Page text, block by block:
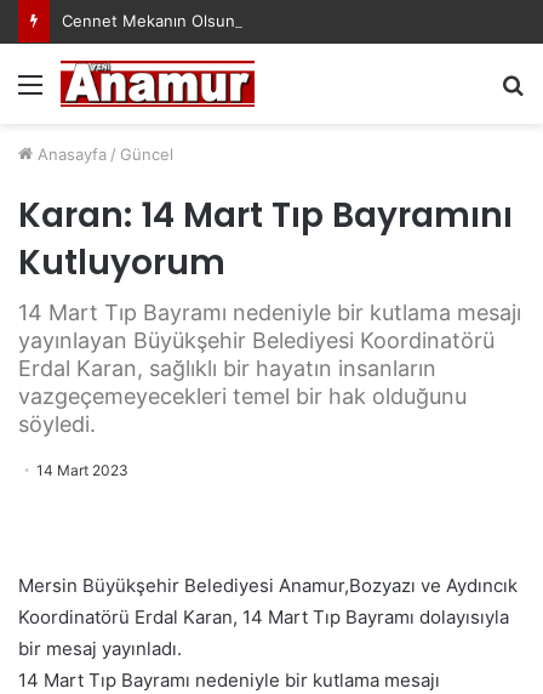
Cennet Mekanın Olsun Duygu Öksüz Canova
Menü
Anasayfa / Güncel
Karan: 14 Mart Tıp Bayramını
Kutluyorum
14 Mart Tıp Bayramı nedeniyle bir kutlama mesajı
yayınlayan Büyükşehir Belediyesi Koordinatörü
Erdal Karan, sağlıklı bir hayatın insanların
vazgeçemeyecekleri temel bir hak olduğunu
söyledi.
14 Mart 2023
Mersin Büyükşehir Belediyesi Anamur,Bozyazı ve Aydıncık
Koordinatörü Erdal Karan, 14 Mart Tıp Bayramı dolayısıyla
bir mesaj yayınladı.
14 Mart Tıp Bayramı nedeniyle bir kutlama mesajı